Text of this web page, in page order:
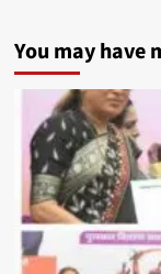
You may have